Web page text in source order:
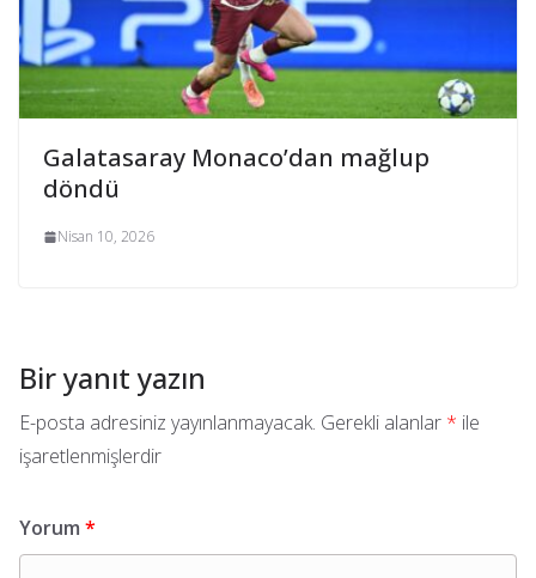
Galatasaray Monaco’dan mağlup
döndü
Nisan 10, 2026
Bir yanıt yazın
E-posta adresiniz yayınlanmayacak. Gerekli alanlar * ile
işaretlenmişlerdir
Yorum *